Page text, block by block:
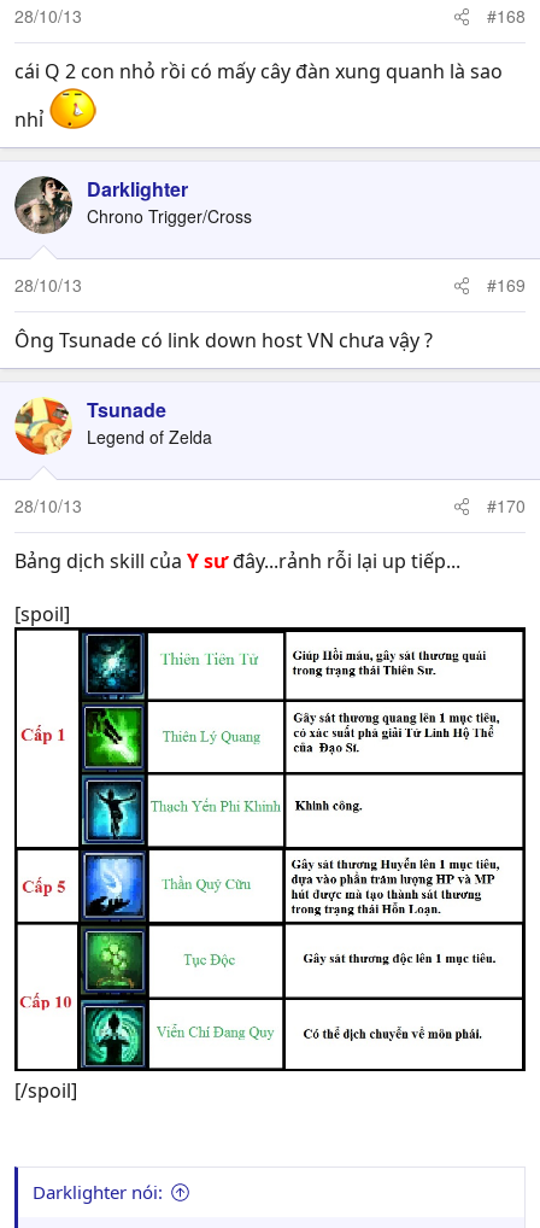
28/10/13 #168
cái Q 2 con nhỏ rồi có mấy cây đàn xung quanh là sao
nhỉ
Darklighter
Chrono Trigger/Cross
28/10/13 #169
Ông Tsunade có link down host VN chưa vậy ?
Tsunade
Legend of Zelda
28/10/13 #170
Bảng dịch skill của Y sưđây...rảnh rỗi lại up tiếp...
[spoil]
[/spoil]
Darklighter nói: